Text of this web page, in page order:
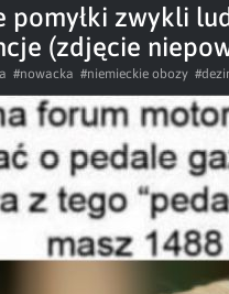
pomyłki zwykli
(zdjęcie
#nowacka #niemieckie obozy